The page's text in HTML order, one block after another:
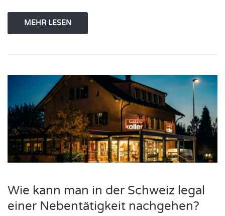
MEHR LESEN
Wie kann man in der Schweiz legal
einer Nebentätigkeit nachgehen?